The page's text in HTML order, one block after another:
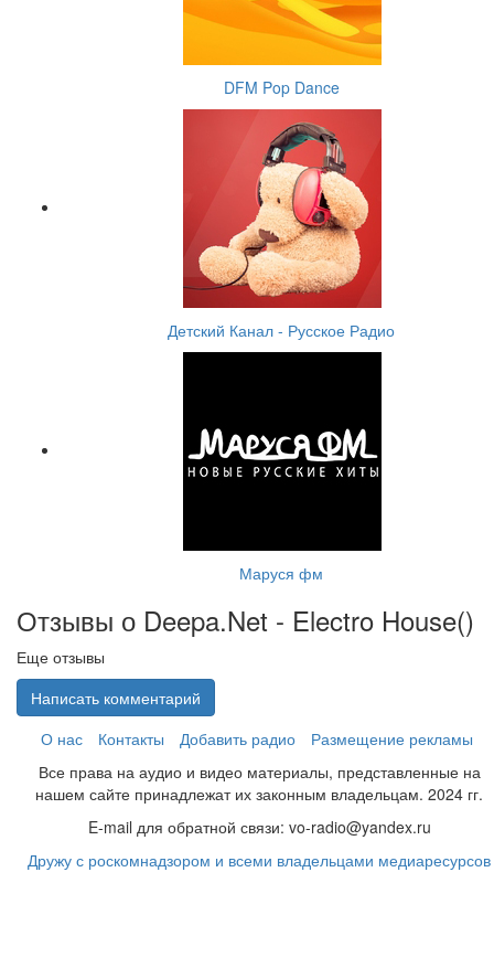
DFM Pop Dance
Детский Канал - Русское Радио
Маруся фм
Отзывы о Deepa.Net - Electro House()
Еще отзывы
Написать комментарий
О нас
Контакты Добавить радио
Размещение рекламы
Все права на аудио и видео материалы, представленные на
нашем сайте принадлежат их законным владельцам. 2024 гг.
E-mail для обратной связи: vo-radio@yandex.ru
Дружу с роскомнадзором и всеми владельцами медиаресурсов